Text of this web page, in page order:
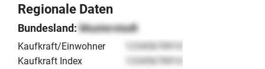
Regionale Daten
Bundesland:Musterstadt
Kaufkraft/Einwohner
12345678910
Kaufkraft Index
12345678910